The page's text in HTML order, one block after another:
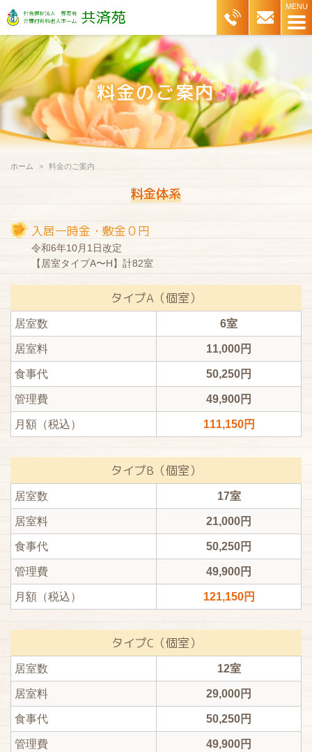
ホーム 料金のご案内
料金体系
入居一時金・敷金０円
令和6年10月1日改定
【居室タイプA〜H】計82室
タイプA（個室）
居室数 6室
居室料 11,000円
食事代 50,250円
管理費 49,900円
月額（税込） 111,150円
タイプB（個室）
居室数 17室
居室料 21,000円
食事代 50,250円
管理費 49,900円
月額（税込） 121,150円
タイプC（個室）
居室数 12室
居室料 29,000円
食事代 50,250円
管理費 49,900円